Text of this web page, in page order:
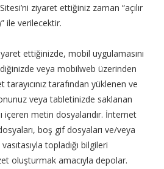
ziyaret ettiğiniz zaman “açılır
ile verilecektir.
ettiğinizde, mobil uygulamasını
veya mobilweb üzerinden
tarayıcınız tarafından yüklenen ve
veya tabletinizde saklanan
içeren metin dosyalarıdır. İnternet
boş gif dosyaları ve/veya
topladığı bilgileri
oluşturmak amacıyla depolar.